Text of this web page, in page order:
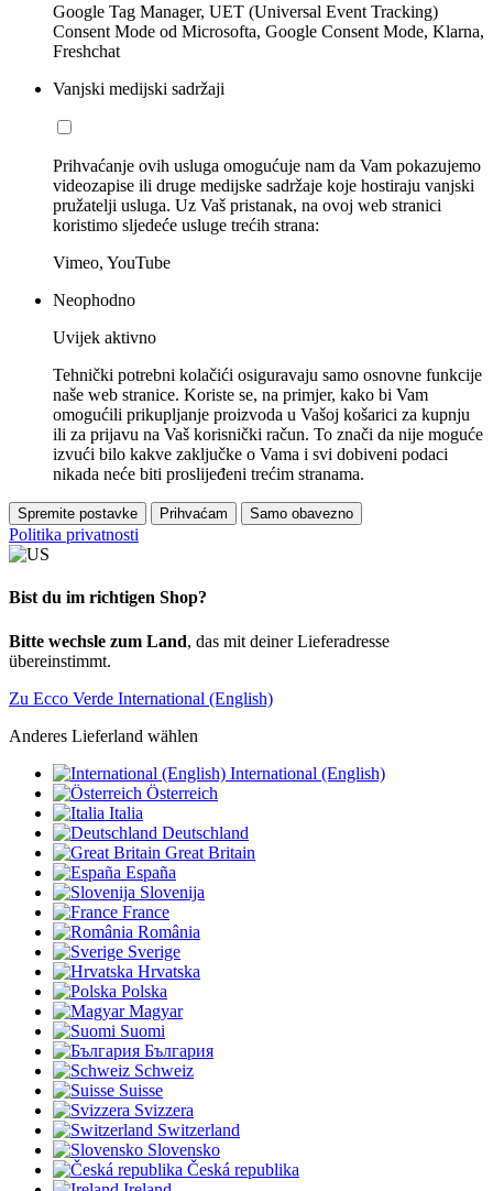
Google Tag Manager, UET (Universal Event Tracking)
Consent Mode od Microsofta, Google Consent Mode, Klarna,
Freshchat
Vanjski medijski sadržaji
Prihvaćanje ovih usluga omogućuje nam da Vam pokazujemo
videozapise ili druge medijske sadržaje koje hostiraju vanjski
pružatelji usluga. Uz Vaš pristanak, na ovoj web stranici
koristimo sljedeće usluge trećih strana:
Vimeo, YouTube
Neophodno
Uvijek aktivno
Tehnički potrebni kolačići osiguravaju samo osnovne funkcije
naše web stranice. Koriste se, na primjer, kako bi Vam
omogućili prikupljanje proizvoda u Vašoj košarici za kupnju
ili za prijavu na Vaš korisnički račun. To znači da nije moguće
izvući bilo kakve zaključke o Vama i svi dobiveni podaci
nikada neće biti proslijeđeni trećim stranama.
Spremite postavke Prihvaćam Samo obavezno
Politika privatnosti
Bist du im richtigen Shop?
Bitte wechsle zum Land, das mit deiner Lieferadresse
übereinstimmt.
Zu Ecco Verde International (English)
Anderes Lieferland wählen
International (English)
Österreich
Italia
Deutschland
Great Britain
España
Slovenija
France
România
Sverige
Hrvatska
Polska
Magyar
Suomi
България
Schweiz
Suisse
Svizzera
Switzerland
Slovensko
Česká republika